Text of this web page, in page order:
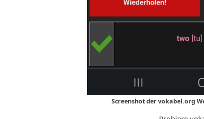
Screenshot der vokabel.org